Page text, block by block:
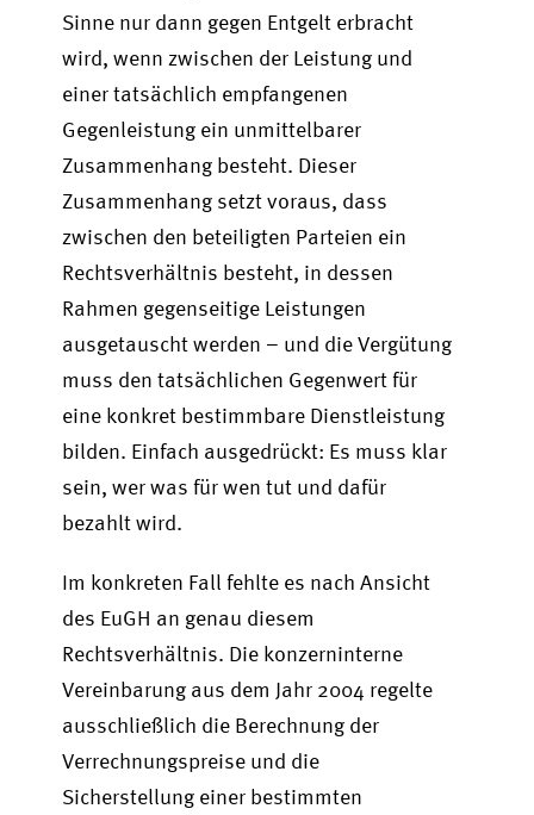
Sinne nur dann gegen Entgelt erbracht
wird, wenn zwischen der Leistung und
einer tatsächlich empfangenen
Gegenleistung ein unmittelbarer
Zusammenhang besteht. Dieser
Zusammenhang setzt voraus, dass
zwischen den beteiligten Parteien ein
Rechtsverhältnis besteht, in dessen
Rahmen gegenseitige Leistungen
ausgetauscht werden – und die Vergütung
muss den tatsächlichen Gegenwert für
eine konkret bestimmbare Dienstleistung
bilden. Einfach ausgedrückt: Es muss klar
sein, wer was für wen tut und dafür
bezahlt wird.
Im konkreten Fall fehlte es nach Ansicht
des EuGH an genau diesem
Rechtsverhältnis. Die konzerninterne
Vereinbarung aus dem Jahr 2004 regelte
ausschließlich die Berechnung der
Verrechnungspreise und die
Sicherstellung einer bestimmten